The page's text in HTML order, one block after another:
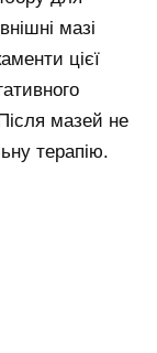
мазі
цієї
мазей не
терапію.